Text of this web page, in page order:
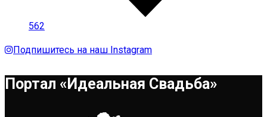
562
Подпишитесь на наш Instagram
Портал «Идеальная Свадьба»